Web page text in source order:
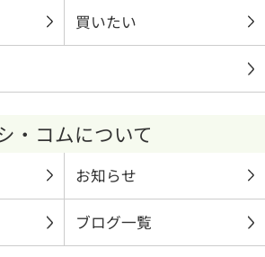
買いたい
・コムについて
お知らせ
ブログ一覧